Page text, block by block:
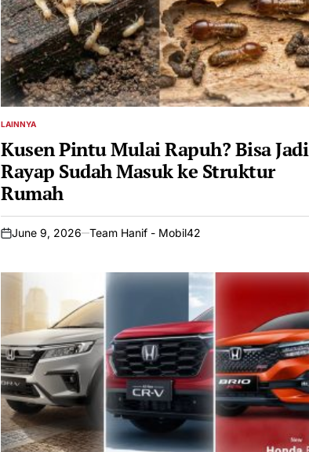
POSTED
LAINNYA
Kusen Pintu Mulai Rapuh? Bisa Jadi
Rayap Sudah Masuk ke Struktur
Rumah
on
June 9, 2026 Team Hanif - Mobil42